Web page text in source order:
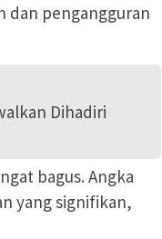
dan pengangguran
Dihadiri
bagus. Angka
yang signifikan,